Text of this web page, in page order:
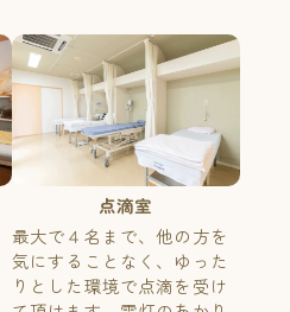
点滴室
最大で４名まで、他の方を
気にすることなく、ゆった
りとした環境で点滴を受け